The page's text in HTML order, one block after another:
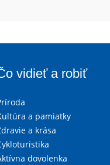
vidieť a robiť
a pamiatky
a krása
dovolenka